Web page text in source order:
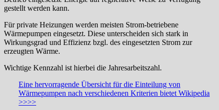
gestellt werden kann.
Für private Heizungen werden meisten Strom-betriebene
Wärmepumpen eingesetzt. Diese unterscheiden sich stark in
Wirkungsgrad und Effizienz bzgl. des eingesetzten Strom zur
erzeugten Wärme.
Wichtige Kennzahl ist hierbei die Jahresarbeitszahl.
Eine hervorragende Übersicht für die Einteilung von
Wärmepumpen nach verschiedenen Kriterien bietet Wikipedia
>>>>